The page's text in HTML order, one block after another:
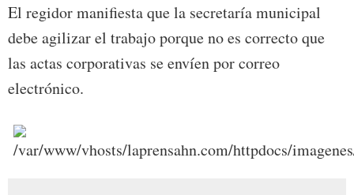
El regidor manifiesta que la secretaría municipal
debe agilizar el trabajo porque no es correcto que
las actas corporativas se envíen por correo
electrónico.